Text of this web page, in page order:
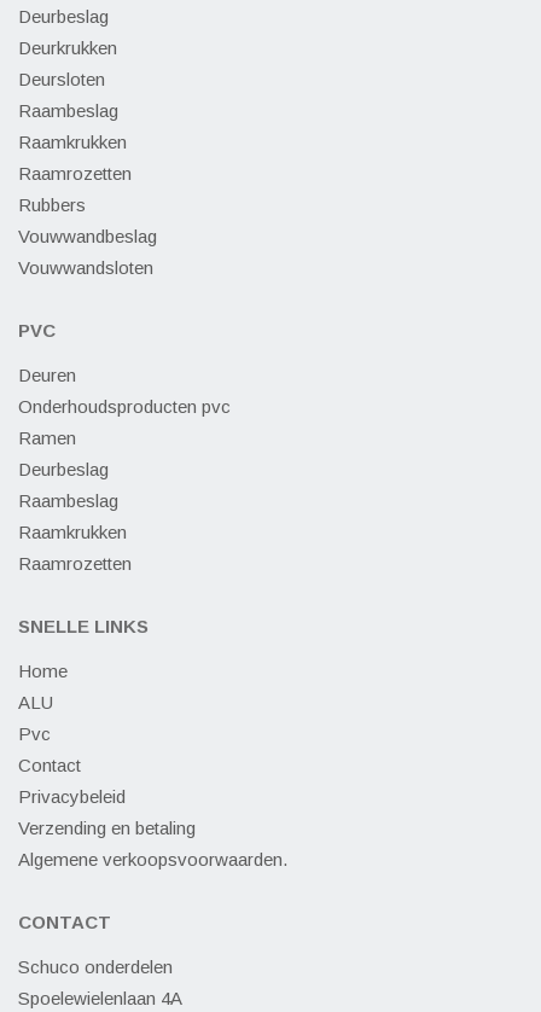
Deurbeslag
Deurkrukken
Deursloten
Raambeslag
Raamkrukken
Raamrozetten
Rubbers
Vouwwandbeslag
Vouwwandsloten
PVC
Deuren
Onderhoudsproducten pvc
Ramen
Deurbeslag
Raambeslag
Raamkrukken
Raamrozetten
SNELLE LINKS
Home
ALU
Pvc
Contact
Privacybeleid
Verzending en betaling
Algemene verkoopsvoorwaarden.
CONTACT
Schuco onderdelen
Spoelewielenlaan 4A